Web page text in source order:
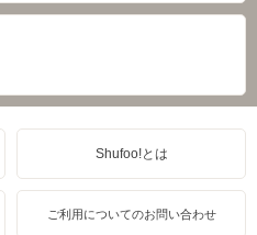
Shufoo!とは
ご利用についてのお問い合わせ